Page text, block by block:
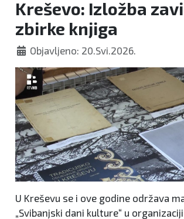
Kreševo: Izložba
zbirke knjiga
Objavljeno: 20.Svi.2026.
U Kreševu se i ove godine održava
„Svibanjski dani kulture“ u